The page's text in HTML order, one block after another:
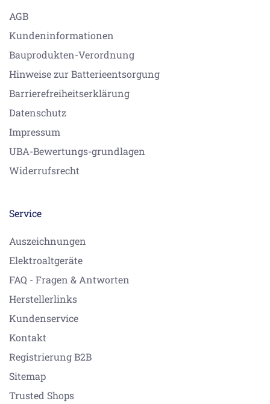
AGB
Kundeninformationen
Bauprodukten-Verordnung
Hinweise zur Batterieentsorgung
Barrierefreiheitserklärung
Datenschutz
Impressum
UBA-Bewertungs-grundlagen
Widerrufsrecht
Service
Auszeichnungen
Elektroaltgeräte
FAQ - Fragen & Antworten
Herstellerlinks
Kundenservice
Kontakt
Registrierung B2B
Sitemap
Trusted Shops